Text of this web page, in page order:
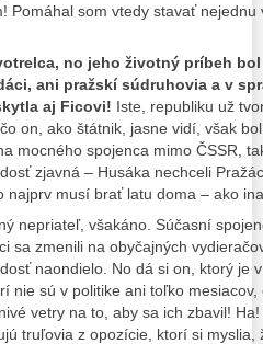
Pomáhal som vtedy stavať
no jeho životný príbeh
ani pražskí súdruhovia a v
aj Ficovi! Iste, republiku už
on, ako štátnik, jasne vidí, však
mocného spojenca mimo ČSSR,
zjavná – Husáka nechceli
najprv musí brať latu doma – ako
nepriateľ, všakáno. Súčasní
sa zmenili na obyčajných
naondielo. No dá si on, ktorý je
nie sú v politike ani toľko
vetry na to, aby sa ich zbavil!
truľovia z opozície, ktorí si myslia,